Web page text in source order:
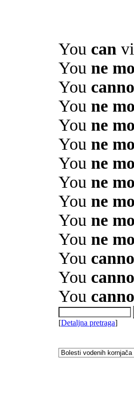
You can
You ne
You
You ne
You ne
You ne
You ne
You ne
You ne
You ne
You ne
You
You
You
[Detaljna pretraga]